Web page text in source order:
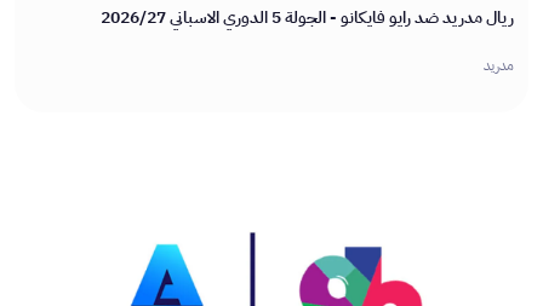
ريال مدريد ضد رايو فايكانو - الجولة 5 الدوري الاسباني 2026/27
مدريد